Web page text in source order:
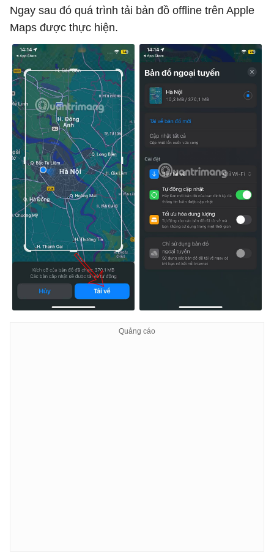
Ngay sau đó quá trình tải bản đồ offline trên Apple
Maps được thực hiện.